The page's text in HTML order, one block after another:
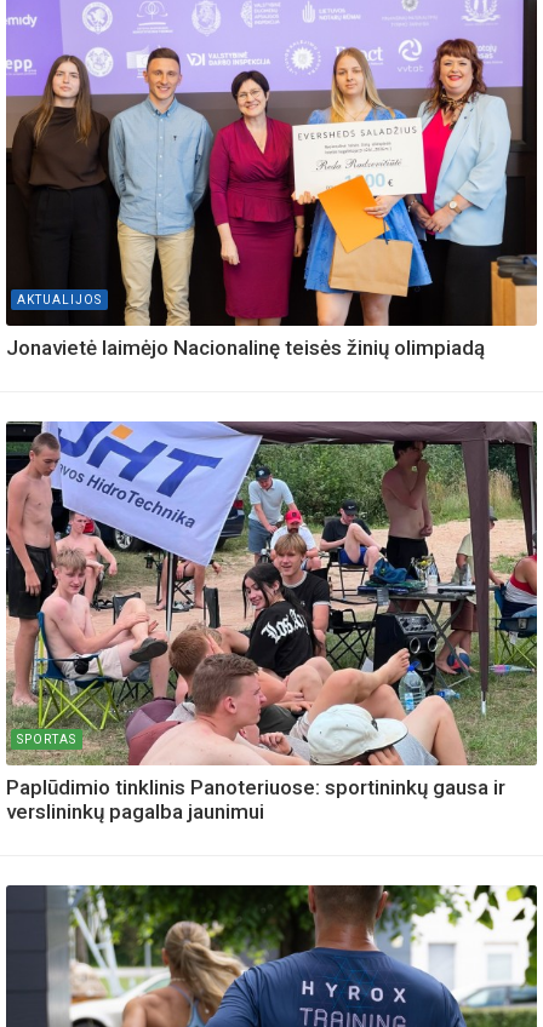
AKTUALIJOS
Jonavietė laimėjo Nacionalinę teisės žinių olimpiadą
SPORTAS
Paplūdimio tinklinis Panoteriuose: sportininkų gausa ir
verslininkų pagalba jaunimui